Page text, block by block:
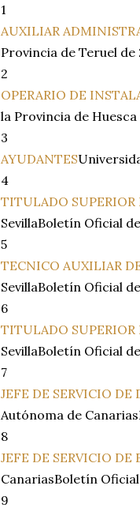
1
AUXILIAR
Provincia de Teruel
2
OPERARIO DE
la Provincia de
3
AYUDANTES
4
TITULADO SUPERIOR
SevillaBoletín Oficial
5
TECNICO AUXILIAR
SevillaBoletín Oficial
6
TITULADO SUPERIOR
SevillaBoletín Oficial
7
JEFE DE SERVICIO
Autónoma de
8
JEFE DE SERVICIO DE
CanariasBoletín
9